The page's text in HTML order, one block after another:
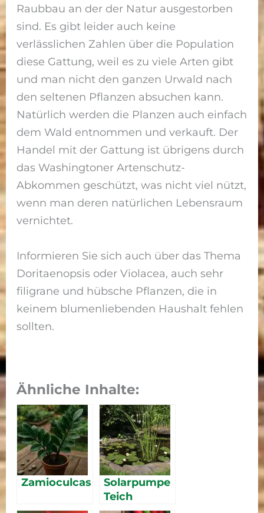
Raubbau an der der Natur ausgestorben
sind. Es gibt leider auch keine
verlässlichen Zahlen über die Population
diese Gattung, weil es zu viele Arten gibt
und man nicht den ganzen Urwald nach
den seltenen Pflanzen absuchen kann.
Natürlich werden die Planzen auch einfach
dem Wald entnommen und verkauft. Der
Handel mit der Gattung ist übrigens durch
das Washingtoner Artenschutz-
Abkommen geschützt, was nicht viel nützt,
wenn man deren natürlichen Lebensraum
vernichtet.
Informieren Sie sich auch über das Thema
Doritaenopsis oder Violacea, auch sehr
filigrane und hübsche Pflanzen, die in
keinem blumenliebenden Haushalt fehlen
sollten.
Ähnliche Inhalte:
Zamioculcas
Solarpumpe
Teich